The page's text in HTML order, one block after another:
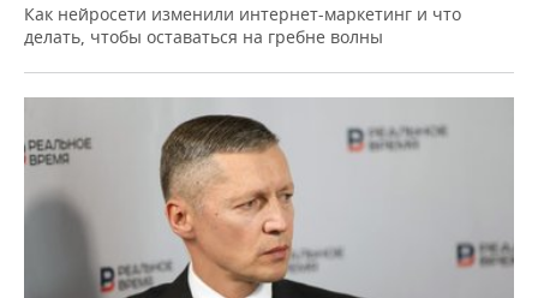
Как нейросети изменили интернет-маркетинг и что
делать, чтобы оставаться на гребне волны